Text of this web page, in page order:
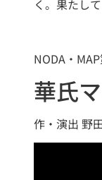
く。果たし
NODA・
華氏
作・演出 野